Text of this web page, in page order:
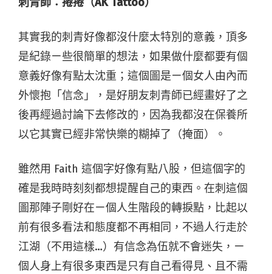
其實我的刺青好像都沒什麼太特別的意義，頂多
是紀錄ㄧ些很簡單的想法，如果做什麼都要有個
意義好像有點太沈重；這個圖是ㄧ個女人由內而
外懷抱「信念」，是好朋友刺青師已經畫好了之
後再經過討論下去修改的，因為我都沒在保養所
以它其實已經非常快樂的糊掉了（掩面）。
雖然用 Faith 這個字好像有點八股，但這個字的
確是我時時刻刻都想提醒自己的東西。在刺這個
圖那陣子剛好在ㄧ個人生階段的轉捩點，比起以
前有很多看法和態度都不再相同，不過人行走於
江湖（不用這樣…）有信念為伍就不會迷失，ㄧ
個人身上有很多東西是只有自己看得見、且不需